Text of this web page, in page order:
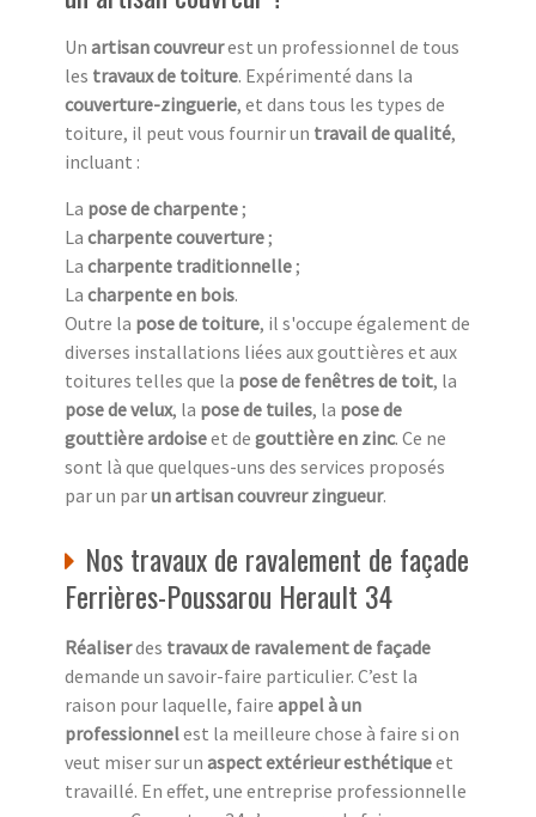
Un artisan couvreurest un professionnel de tous
les travaux de toiture. Expérimenté dans la
couverture-zinguerie, et dans tous les types de
toiture, il peut vous fournir un travail de qualité,
incluant :
La pose de charpente;
La charpente couverture;
La charpente traditionnelle;
La charpente en bois.
Outre la pose de toiture, il s'occupe également de
diverses installations liées aux gouttières et aux
toitures telles que la pose de fenêtres de toit, la
pose de velux, la pose de tuiles, la pose de
gouttière ardoiseet de gouttière en zinc. Ce ne
sont là que quelques-uns des services proposés
par un parun artisan couvreur zingueur.
Nos travaux de ravalement de façade
Ferrières-Poussarou Herault 34
Réaliserdes travaux de ravalement de façade
demande un savoir-faire particulier. C’est la
raison pour laquelle, faire appel à un
professionnelest la meilleure chose à faire si on
veut miser sur un aspect extérieur esthétiqueet
travaillé. En effet, une entreprise professionnelle